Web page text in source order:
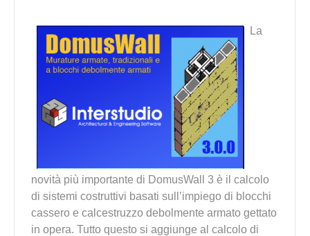
La
novità più importante di DomusWall 3 è il calcolo
di sistemi costruttivi basati sull’impiego di blocchi
cassero e calcestruzzo debolmente armato gettato
in opera. Tutto questo si aggiunge al calcolo di